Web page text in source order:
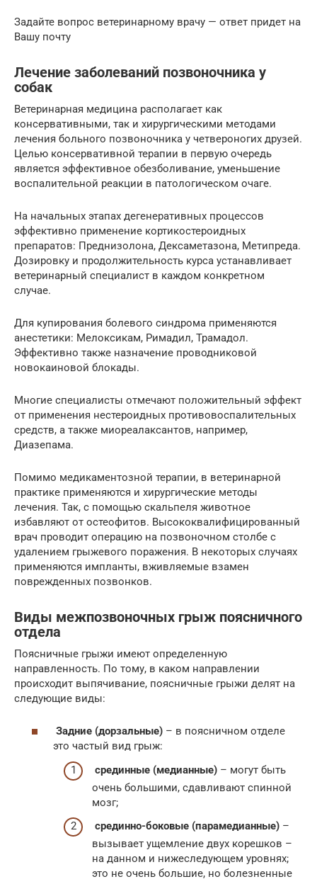
Задайте вопрос ветеринарному врачу — ответ придет на
Вашу почту
Лечение заболеваний позвоночника у
собак
Ветеринарная медицина располагает как
консервативными, так и хирургическими методами
лечения больного позвоночника у четвероногих друзей.
Целью консервативной терапии в первую очередь
является эффективное обезболивание, уменьшение
воспалительной реакции в патологическом очаге.
На начальных этапах дегенеративных процессов
эффективно применение кортикостероидных
препаратов: Преднизолона, Дексаметазона, Метипреда.
Дозировку и продолжительность курса устанавливает
ветеринарный специалист в каждом конкретном
случае.
Для купирования болевого синдрома применяются
анестетики: Мелоксикам, Римадил, Трамадол.
Эффективно также назначение проводниковой
новокаиновой блокады.
Многие специалисты отмечают положительный эффект
от применения нестероидных противовоспалительных
средств, а также миореалаксантов, например,
Диазепама.
Помимо медикаментозной терапии, в ветеринарной
практике применяются и хирургические методы
лечения. Так, с помощью скальпеля животное
избавляют от остеофитов. Высококвалифицированный
врач проводит операцию на позвоночном столбе с
удалением грыжевого поражения. В некоторых случаях
применяются импланты, вживляемые взамен
поврежденных позвонков.
Виды межпозвоночных грыж поясничного
отдела
Поясничные грыжи имеют определенную
направленность. По тому, в каком направлении
происходит выпячивание, поясничные грыжи делят на
следующие виды:
Задние (дорзальные) – в поясничном отделе
это частый вид грыж:
срединные (медианные) – могут быть
очень большими, сдавливают спинной
мозг;
срединно-боковые (парамедианные) –
вызывает ущемление двух корешков –
на данном и нижеследующем уровнях;
это не очень большие, но болезненные